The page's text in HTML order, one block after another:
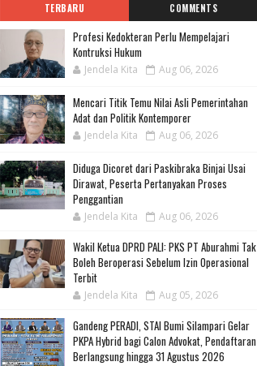
TERBARU COMMENTS
Profesi Kedokteran Perlu Mempelajari
Kontruksi Hukum
Jendela Kita Aug 06, 2026
Mencari Titik Temu Nilai Asli Pemerintahan
Adat dan Politik Kontemporer
Jendela Kita Aug 06, 2026
Diduga Dicoret dari Paskibraka Binjai Usai
Dirawat, Peserta Pertanyakan Proses
Penggantian
Jendela Kita Aug 06, 2026
Wakil Ketua DPRD PALI: PKS PT Aburahmi Tak
Boleh Beroperasi Sebelum Izin Operasional
Terbit
Jendela Kita Aug 05, 2026
Gandeng PERADI, STAI Bumi Silampari Gelar
PKPA Hybrid bagi Calon Advokat, Pendaftaran
Berlangsung hingga 31 Agustus 2026